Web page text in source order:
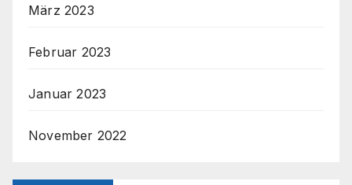
März 2023
Februar 2023
Januar 2023
November 2022